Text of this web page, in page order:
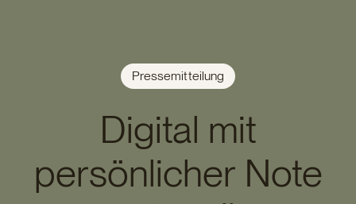
Pressemitteilung
Digital mit
persönlicher Note